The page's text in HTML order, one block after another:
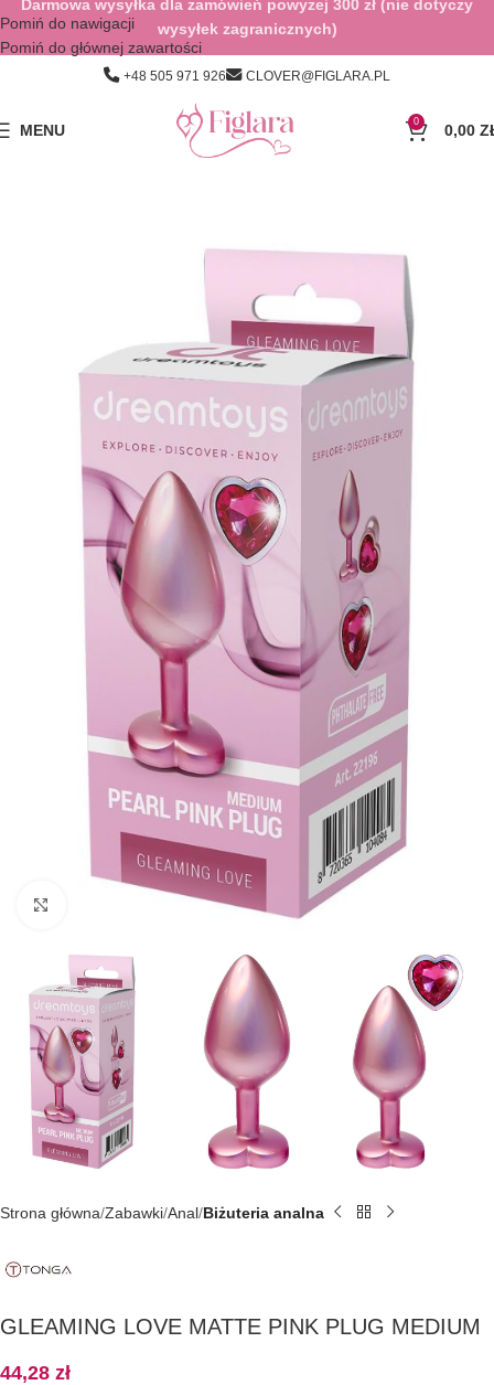
Pomiń do nawigacji
Pomiń do głównej zawartości
+48 505 971 926 CLOVER@FIGLARA.PL
MENU 0 0,00
Kliknij, aby powiększyć
Strona główna Zabawki Anal Biżuteria analna
GLEAMING LOVE MATTE PINK PLUG MEDIUM
44,28 zł
Darmowa wysyłka dla zamówień powyżej 300 zł (nie dotyczy
wysyłek zagranicznych)